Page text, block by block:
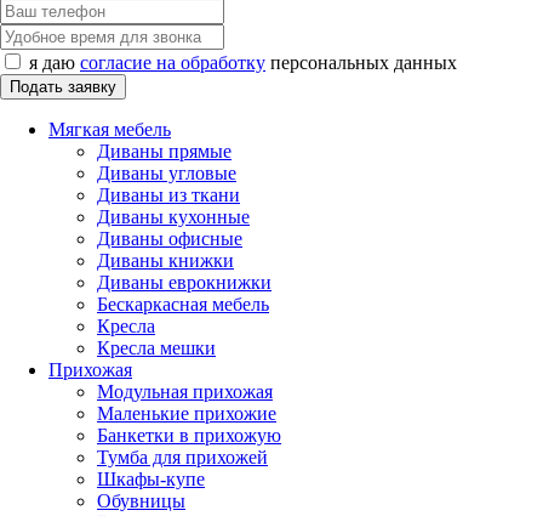
я даю согласие на обработку персональных данных
Мягкая мебель
Диваны прямые
Диваны угловые
Диваны из ткани
Диваны кухонные
Диваны офисные
Диваны книжки
Диваны еврокнижки
Бескаркасная мебель
Кресла
Кресла мешки
Прихожая
Модульная прихожая
Маленькие прихожие
Банкетки в прихожую
Тумба для прихожей
Шкафы-купе
Обувницы